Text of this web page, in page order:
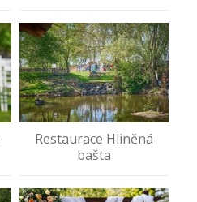
Restaurace Hliněná
bašta